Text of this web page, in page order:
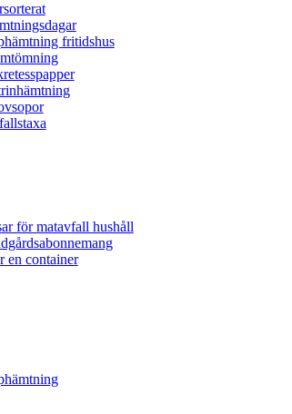
fritidshus
för matavfall hushåll
en container